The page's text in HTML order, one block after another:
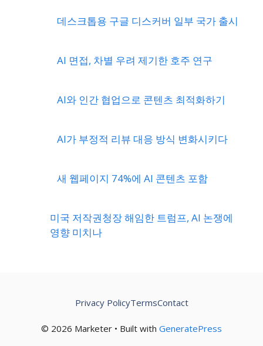
데스크톱용 구글 디스커버 일부 국가 출시
AI 면접, 차별 우려 제기한 호주 연구
AI와 인간 협업으로 콘텐츠 최적화하기
AI가 부정적 리뷰 대응 방식 변화시키다
새 웹페이지 74%에 AI 콘텐츠 포함
미국 저작권청장 해임한 트럼프, AI 논쟁에
영향 미치나
© 2026 Marketer • Built with GeneratePress
Privacy PolicyTermsContact